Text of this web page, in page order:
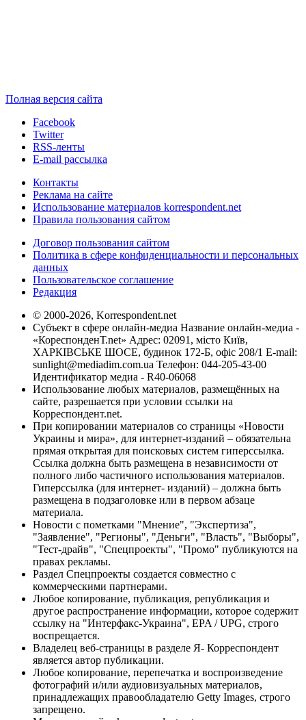
Полная версия сайта
Facebook
Twitter
RSS-ленты
E-mail рассылка
Контакты
Реклама на сайте
Использование материалов korrespondent.net
Правила пользования сайтом
Договор пользования сайтом
Политика в сфере конфиденциальности и персональных
данных
Пользовательское соглашение
Редакция
© 2000-2026, Korrespondent.net
Субъект в сфере онлайн-медиа Название онлайн-медиа -
«КореспонденТ.net» Адрес: 02091, місто Київ,
ХАРКІВСЬКЕ ШОСЕ, будинок 172-Б, офіс 208/1 E-mail:
sunlight@mediadim.com.ua Телефон: 044-205-43-00
Идентификатор медиа - R40-06068
Использование любых материалов, размещённых на
сайте, разрешается при условии ссылки на
Корреспондент.net.
При копировании материалов со страницы «Новости
Украины и мира», для интернет-изданий – обязательна
прямая открытая для поисковых систем гиперссылка.
Ссылка должна быть размещена в независимости от
полного либо частичного использования материалов.
Гиперссылка (для интернет- изданий) – должна быть
размещена в подзаголовке или в первом абзаце
материала.
Новости с пометками "Мнение", "Экспертиза",
"Заявление", "Регионы", "Деньги", "Власть", "Выборы",
"Тест-драйв", "Спецпроекты", "Промо" публикуются на
правах рекламы.
Раздел Спецпроекты создается совместно с
коммерческими партнерами.
Любое копирование, публикация, републикация и
другое распространение информации, которое содержит
ссылку на "Интерфакс-Украина", EPA / UPG, строго
воспрещается.
Владелец веб-страницы в разделе Я- Корреспондент
является автор публикации.
Любое копирование, перепечатка и воспроизведение
фотографий и/или аудиовизуальных материалов,
принадлежащих правообладателю Getty Images, строго
запрещено.